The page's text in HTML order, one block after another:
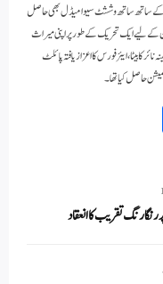
کے ساتھ ساتھ وششٹ سیوا میڈل بھی حاصل
کے لیے ایک تحریک کے طور پر اپنی میراث
کا بیٹا، ایئر فورس کا اعزاز یافتہ پائلٹ
رنگ تقریب کا انعقاد